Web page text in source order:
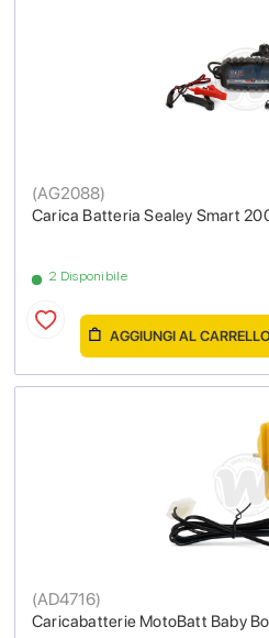
Carica Batteria Sealey Smart
(AG2088)
2 Disponibile
AGGIUNGI AL
Caricabatterie MotoBatt Baby
(AD4716)